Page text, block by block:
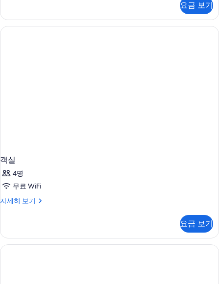
두
보
세
히
진
모
더
블
룸
요금 보기
객실
4명
무료 WiFi
자세히 보기
객
히
보
기
요금 보기